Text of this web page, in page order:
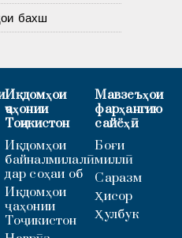
бахш
Иқдомҳои
ҷаҳонии
Тоҷикистон
Иқдомҳои
байналмилалӣ
дар соҳаи об
Иқдомҳои
ҷаҳонии
Тоҷикистон
Мавзеъҳои
фарҳангию
сайёҳӣ
Боғи
миллӣ
Саразм
Ҳисор
Ҳулбук